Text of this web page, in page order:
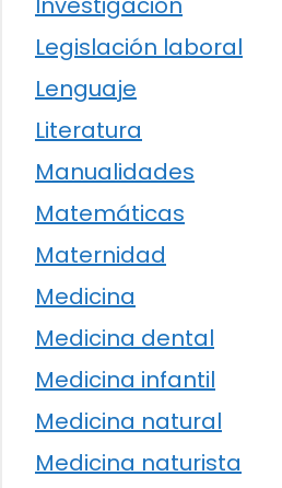
Legislación laboral
Lenguaje
Literatura
Manualidades
Matemáticas
Maternidad
Medicina
Medicina dental
Medicina infantil
Medicina natural
Medicina naturista